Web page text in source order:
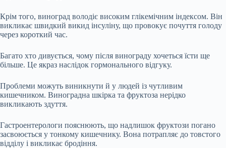
Крім того, виноград володіє високим глікемічним індексом. Він
викликає швидкий викид інсуліну, що провокує почуття голоду
через короткий час.
Багато хто дивується, чому після винограду хочеться їсти ще
більше. Це якраз наслідок гормонального відгуку.
Проблеми можуть виникнути й у людей із чутливим
кишечником. Виноградна шкірка та фруктоза нерідко
викликають здуття.
Гастроентерологи пояснюють, що надлишок фруктози погано
засвоюється у тонкому кишечнику. Вона потрапляє до товстого
відділу і викликає бродіння.